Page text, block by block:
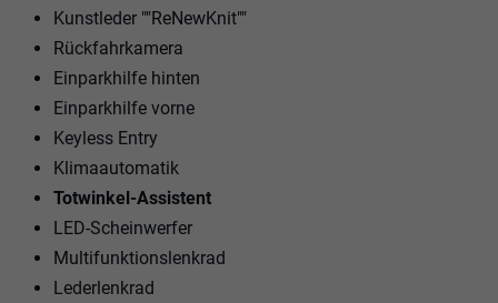
Kunstleder ""ReNewKnit""
Rückfahrkamera
Einparkhilfe hinten
Einparkhilfe vorne
Keyless Entry
Klimaautomatik
Totwinkel-Assistent
LED-Scheinwerfer
Multifunktionslenkrad
Lederlenkrad